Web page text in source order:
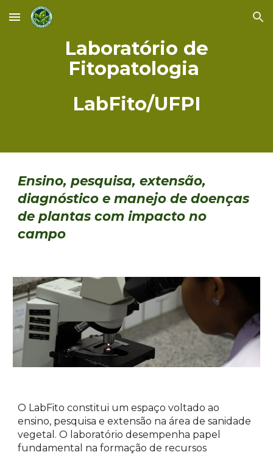
Skip to main content Skip to navigation
Laboratório de
Fitopatologia
LabFito/UFPI
Ensino, pesquisa, extensão,
diagnóstico e manejo de doenças
de plantas com impacto no
campo
O LabFito constitui um espaço voltado ao
ensino, pesquisa e extensão na área de sanidade
vegetal. O laboratório desempenha papel
fundamental na formação de recursos